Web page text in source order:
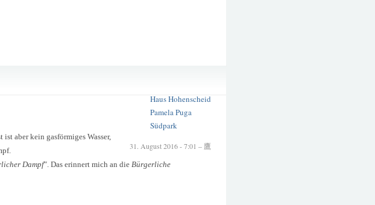
Haus Hohenscheid
Pamela Puga
Südpark
31. August 2016 - 7:01 – 鷹
ist aber kein gasförmiges Wasser,
Dampf". Das erinnert mich an die Bürgerliche